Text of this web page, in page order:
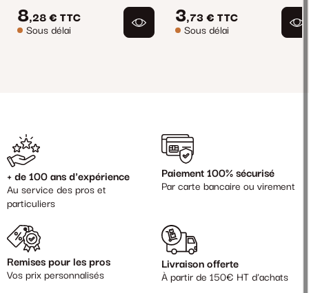
8,28 € TTC
Sous délai
3,73 € TTC
Sous délai
+ de 100 ans d'expérience
Au service des pros et
particuliers
Paiement 100% sécurisé
Par carte bancaire ou virement
Remises pour les pros
Vos prix personnalisés
Livraison offerte
À partir de 150€ HT d'achats